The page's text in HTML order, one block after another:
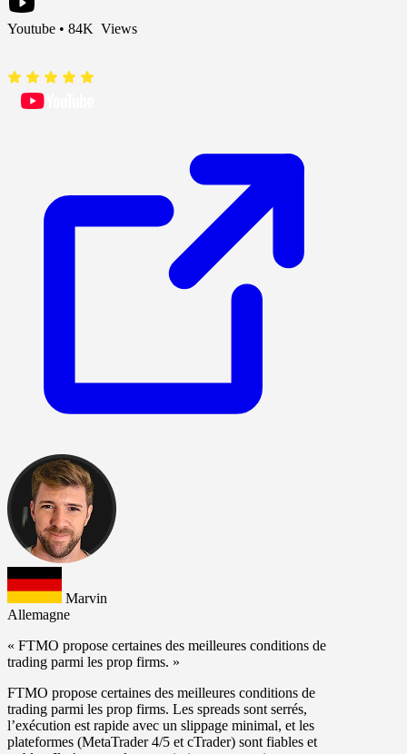
Youtube • 84K Views
Marvin
Allemagne
« FTMO propose certaines des meilleures conditions de
trading parmi les prop firms. »
FTMO propose certaines des meilleures conditions de
trading parmi les prop firms. Les spreads sont serrés,
l’exécution est rapide avec un slippage minimal, et les
plateformes (MetaTrader 4/5 et cTrader) sont fiables et